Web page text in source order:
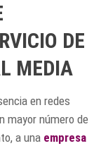
DE
MEDIA
en redes
mayor número de
a una empresa